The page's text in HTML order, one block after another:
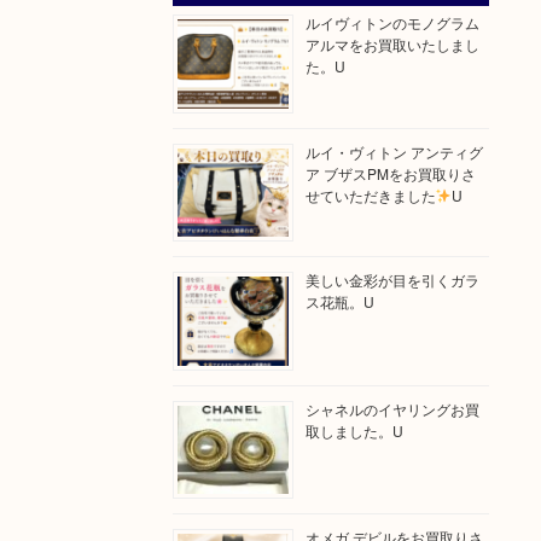
ルイヴィトンのモノグラム
アルマをお買取いたしまし
た。U
ルイ・ヴィトン アンティグ
ア ブザスPMをお買取りさ
せていただきました
U
美しい金彩が目を引くガラ
ス花瓶。U
シャネルのイヤリングお買
取しました。U